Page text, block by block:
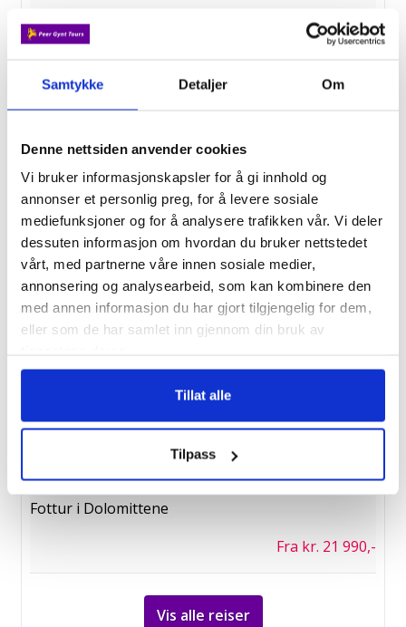
Samtykke Detaljer Om
Denne nettsiden anvender cookies
Vi bruker informasjonskapsler for å gi innhold og
annonser et personlig preg, for å levere sosiale
mediefunksjoner og for å analysere trafikken vår. Vi deler
dessuten informasjon om hvordan du bruker nettstedet
vårt, med partnerne våre innen sosiale medier,
annonsering og analysearbeid, som kan kombinere den
med annen informasjon du har gjort tilgjengelig for dem,
eller som de har samlet inn gjennom din bruk av
Tillat alle
Tilpass
Fra kr. 21 490,-
2/9
4/9
Vandretur Amalfikysten
Fra kr. 24 990,-
9/9
Fra kr. 21 990,-
Fottur i Dolomittene
Fra kr. 21 990,-
Vis alle reiser